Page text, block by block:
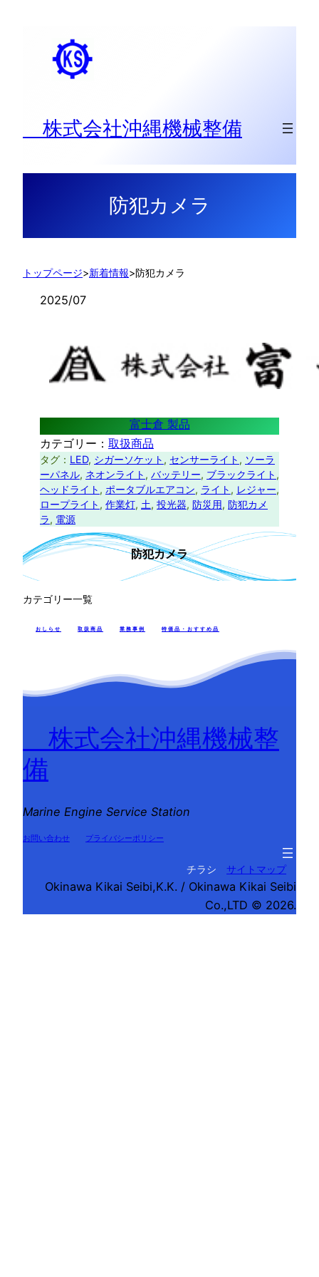
株式会社沖縄機械整備
防犯カメラ
トップページ>新着情報>防犯カメラ
2025/07
富士倉 製品
カテゴリー： 取扱商品
タグ： LED, シガーソケット , センサーライト , ソーラ
ーパネル, ネオンライト , バッテリー, ブラックライト
ヘッドライト , ポータブルエアコン, ライト , レジャー
ロープライト , 作業灯, 土, 投光器, 防災用, 防犯カメ
ラ, 電源
防犯カメラ
カテゴリー一覧
おしらせ 取扱商品 業務事例 特価品・おすすめ品
株式会社沖縄機械整
備
Marine Engine Service Station
お問い合わせ プライバシーポリシー
チラシ サイトマップ
Okinawa Kikai Seibi,K.K. / Okinawa Kikai Seibi
Co.,LTD © 2026.